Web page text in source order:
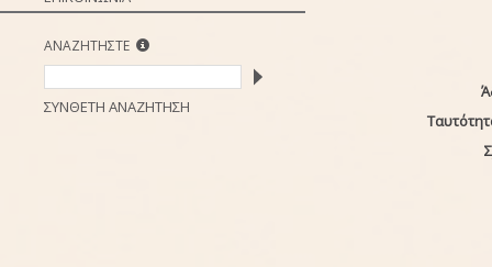
ΑΝΑΖΗΤΗΣΤΕ
ΣΥΝΘΕΤΗ ΑΝΑΖΗΤΗΣΗ